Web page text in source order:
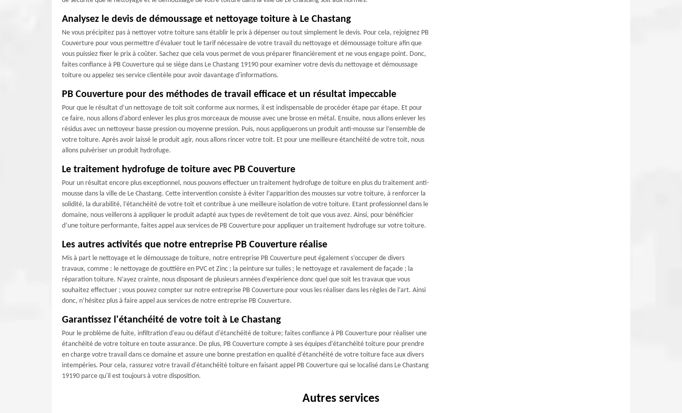
Analysez le devis de démoussage et nettoyage toiture à Le Chastang
Ne vous précipitez pas à nettoyer votre toiture sans établir le prix à dépenser ou tout simplement le devis. Pour cela, rejoignez PB
Couverture pour vous permettre d'évaluer tout le tarif nécessaire de votre travail du nettoyage et démoussage toiture afin que
vous puissiez fixer le prix à coûter. Sachez que cela vous permet de vous préparer financièrement et ne vous engage point. Donc,
faites confiance à PB Couverture qui se siège dans Le Chastang 19190 pour examiner votre devis du nettoyage et démoussage
toiture ou appelez ses service clientèle pour avoir davantage d'informations.
PB Couverture pour des méthodes de travail efficace et un résultat impeccable
Pour que le résultat d’un nettoyage de toit soit conforme aux normes, il est indispensable de procéder étape par étape. Et pour
ce faire, nous allons d’abord enlever les plus gros morceaux de mousse avec une brosse en métal. Ensuite, nous allons enlever les
résidus avec un nettoyeur basse pression ou moyenne pression. Puis, nous appliquerons un produit anti-mousse sur l’ensemble de
votre toiture. Après avoir laissé le produit agir, nous allons rincer votre toit. Et pour une meilleure étanchéité de votre toit, nous
allons pulvériser un produit hydrofuge.
Le traitement hydrofuge de toiture avec PB Couverture
Pour un résultat encore plus exceptionnel, nous pouvons effectuer un traitement hydrofuge de toiture en plus du traitement anti-
mousse dans la ville de Le Chastang. Cette intervention consiste à éviter l’apparition des mousses sur votre toiture, à renforcer la
solidité, la durabilité, l’étanchéité de votre toit et contribue à une meilleure isolation de votre toiture. Etant professionnel dans le
domaine, nous veillerons à appliquer le produit adapté aux types de revêtement de toit que vous avez. Ainsi, pour bénéficier
d’une toiture performante, faites appel aux services de PB Couverture pour appliquer un traitement hydrofuge sur votre toiture.
Les autres activités que notre entreprise PB Couverture réalise
Mis à part le nettoyage et le démoussage de toiture, notre entreprise PB Couverture peut également s’occuper de divers
travaux, comme : le nettoyage de gouttière en PVC et Zinc ; la peinture sur tuiles ; le nettoyage et ravalement de façade ; la
réparation toiture. N’ayez crainte, nous disposant de plusieurs années d’expérience donc quel que soit les travaux que vous
souhaitez effectuer ; vous pouvez compter sur notre entreprise PB Couverture pour vous les réaliser dans les règles de l’art. Ainsi
donc, n’hésitez plus à faire appel aux services de notre entreprise PB Couverture.
Garantissez l'étanchéité de votre toit à Le Chastang
Pour le problème de fuite, infiltration d'eau ou défaut d'étanchéité de toiture; faites confiance à PB Couverture pour réaliser une
étanchéité de votre toiture en toute assurance. De plus, PB Couverture compte à ses équipes d'étanchéité toiture pour prendre
en charge votre travail dans ce domaine et assure une bonne prestation en qualité d'étanchéité de votre toiture face aux divers
intempéries. Pour cela, rassurez votre travail d'étanchéité toiture en faisant appel PB Couverture qui se localisé dans Le Chastang
19190 parce qu'il est toujours à votre disposition.
Autres services